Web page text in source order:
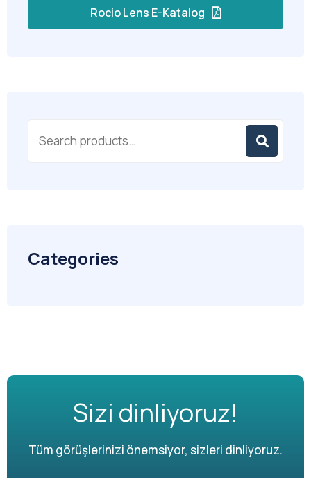
Rocio Lens E-Katalog
Categories
Sizi dinliyoruz!
Tüm görüşlerinizi önemsiyor, sizleri dinliyoruz.